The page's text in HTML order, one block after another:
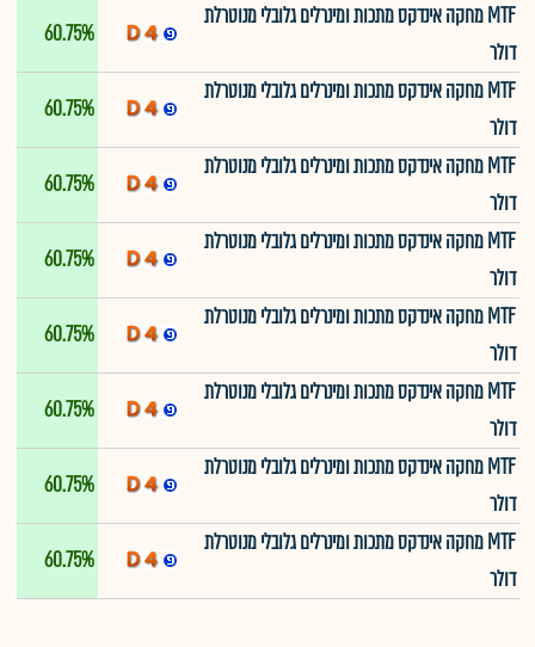
MTF מחקה אינדקס מתכות ומינרלים גלובלי מנוטרלת
דולר
60.75%
MTF מחקה אינדקס מתכות ומינרלים גלובלי מנוטרלת
דולר
60.75%
MTF מחקה אינדקס מתכות ומינרלים גלובלי מנוטרלת
דולר
60.75%
MTF מחקה אינדקס מתכות ומינרלים גלובלי מנוטרלת
דולר
60.75%
MTF מחקה אינדקס מתכות ומינרלים גלובלי מנוטרלת
דולר
60.75%
MTF מחקה אינדקס מתכות ומינרלים גלובלי מנוטרלת
דולר
60.75%
MTF מחקה אינדקס מתכות ומינרלים גלובלי מנוטרלת
דולר
60.75%
MTF מחקה אינדקס מתכות ומינרלים גלובלי מנוטרלת
דולר
60.75%